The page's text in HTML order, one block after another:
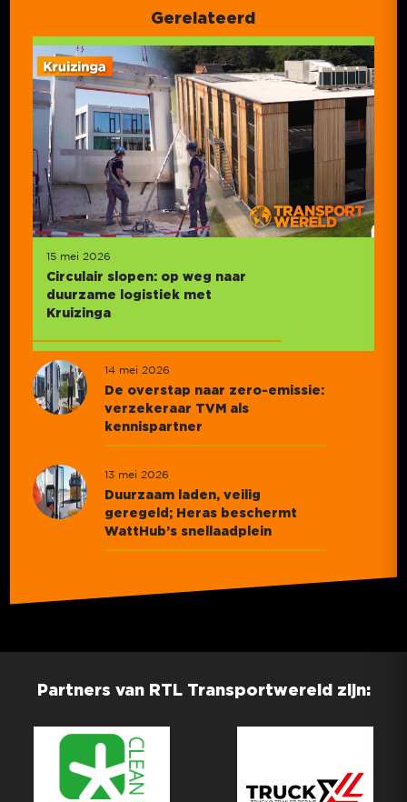
Gerelateerd
15 mei 2026
Circulair slopen: op weg naar
duurzame logistiek met
Kruizinga
14 mei 2026
De overstap naar zero-emissie:
verzekeraar TVM als
kennispartner
13 mei 2026
Duurzaam laden, veilig
geregeld; Heras beschermt
WattHub’s snellaadplein
Partners van RTL Transportwereld zijn: